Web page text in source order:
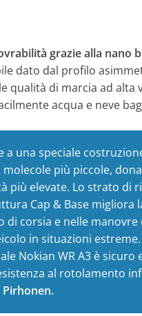
grazie alla nano
dato dal profilo
di marcia ad alta
acqua e neve
a una speciale
più piccole,
più elevate. Lo strato di
Cap & Base migliora
di corsia e nelle manovre
in situazioni estreme.
Nokian WR A3 è sicuro
al rotolamento